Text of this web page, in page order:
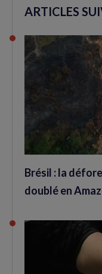
ARTICLES
Brésil : la
doublé en